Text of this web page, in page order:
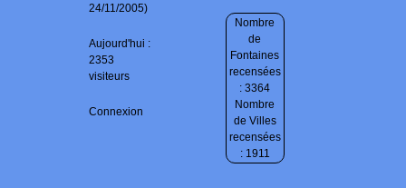
24/11/2005)
Aujourd'hui :
2353
visiteurs
Connexion
Nombre
de
Fontaines
recensées
: 3364
Nombre
de Villes
recensées
: 1911